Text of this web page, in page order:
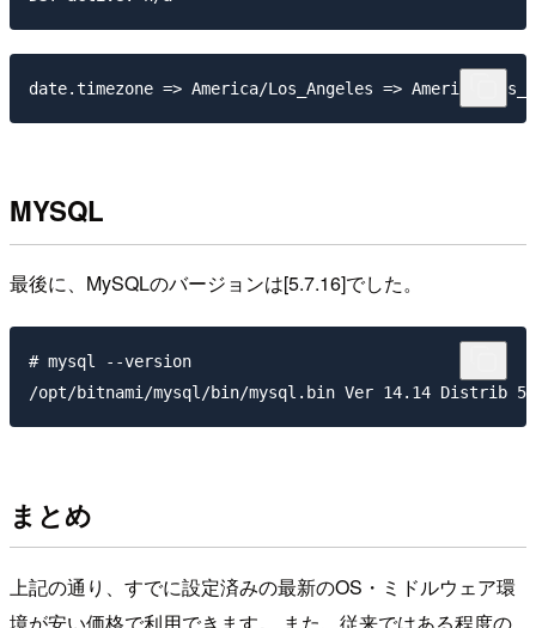
MYSQL
最後に、MySQLのバージョンは[5.7.16]でした。
# mysql --version
まとめ
上記の通り、すでに設定済みの最新のOS・ミドルウェア環
境が安い価格で利用できます。
また、従来ではある程度の